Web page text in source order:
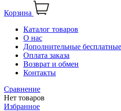
Корзина
Каталог товаров
О нас
Дополнительные
Оплата заказа
Возврат и обмен
Контакты
Сравнение
Нет товаров
Избранное